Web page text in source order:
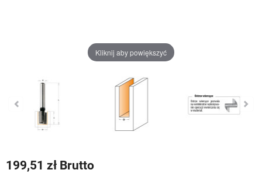
Kliknij aby powiększyć
199,51 zł Brutto